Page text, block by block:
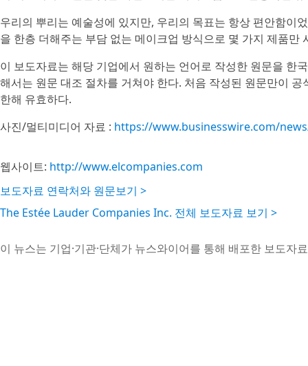
우리의 뿌리는 예술성에 있지만, 우리의 목표는 항상 편안함이
을 한층 더해주는 부담 없는 메이크업 방식으로 몇 가지 제품
이 보도자료는 해당 기업에서 원하는 언어로 작성한 원문을 한
해서는 원문 대조 절차를 거쳐야 한다. 처음 작성된 원문만이
한해 유효하다.
사진/멀티미디어 자료 : https://www.businesswire.com/
웹사이트: http://www.elcompanies.com
보도자료 연락처와 원문보기 >
The Estée Lauder Companies Inc. 전체 보도자료 보기 >
이 뉴스는 기업·기관·단체가 뉴스와이어를 통해 배포한 보도자